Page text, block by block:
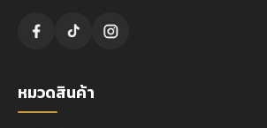
หมวดสินค้า